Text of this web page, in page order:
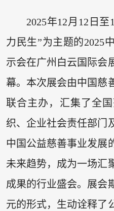
2025年12月12日
力民生”为主题的2025
示会在广州白云国际会
幕。本次展会由中国慈
联合主办，汇集了全
织、企业社会责任部门
中国公益慈善事业发展
未来趋势，成为一场汇
成果的行业盛会。展会
元的形式，生动诠释了